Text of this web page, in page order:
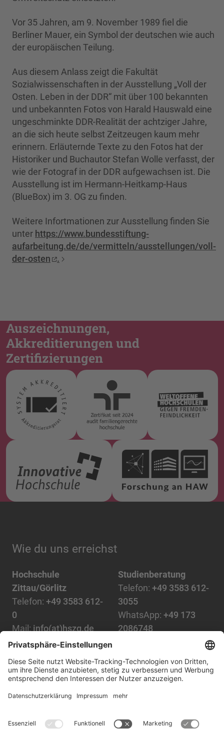
Vor 35 Jahren, am 9. November 1989 fiel die
Berliner Mauer, ein Symbol der deutschen wie auch
der europäischen Teilung.
Aus diesem Anlass zeigt die Fakultät
Sozialwissenschaften in der Ausstellung „Voll der
Osten. Leben in der DDR“ mit über 100 bekannten
und unbekannten Fotos von Harald Hauswald eine
ungeschminkte DDR-Realität der achtziger Jahre,
an die sich heute selbst Zeitzeugen kaum mehr
erinnern. Erläuternde Texte zu den Fotos hat der
Historiker und Buchautor Stefan Wolle verfasst, der
wie der Fotograf in der DDR aufgewachsen ist. Die
Ausstellung ist im Hermann-Heitkamp-Haus
(BlueBox) im 3. OG zu finden.
Weitere Infortmationen zur Ausstellung finden Sie
unter https://www.bundesstiftung-
aufarbeitung.de/de/vermitteln/ausstellungen/voll-
der-osten
.
Auszeichnungen,
Akkreditierungen und
Zertifizierungen
Wie du uns erreichst
Hochschule
Zittau/Görlitz
Telefon: +49 3583 612-
0
Mail: info(at)hszg.de
Studienberatung
Telefon: +49 3583 612-
3055
WhatsApp: +49 173
2086748
Alle StudiengängeDatenschutz
ImpressumBarrierefreiheitPresse